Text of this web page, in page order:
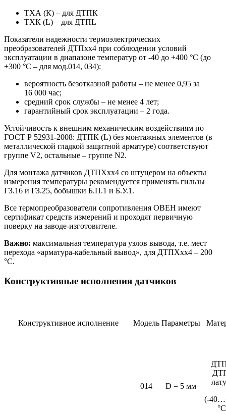
ТХА (К) – для ДТПК
ТХК (L) – для ДТПL
Показатели надежности термоэлектрических
преобразователей ДТПхх4 при соблюдении условий
эксплуатации в диапазоне температур от -40 до +400 °С (до
+300 °С – для мод.014, 034):
вероятность безотказной работы – не менее 0,95 за
16 000 час;
средний срок службы – не менее 4 лет;
гарантийный срок эксплуатации – 2 года.
Устойчивость к внешним механическим воздействиям по
ГОСТ Р 52931-2008: ДТПК (L) без монтажных элементов (в
металлической гладкой защитной арматуре) соответствуют
группе V2, остальные – группе N2.
Для монтажа датчиков ДТПХхх4 со штуцером на объекты
измерения температуры рекомендуется применять гильзы
ГЗ.16 и ГЗ.25, бобышки Б.П.1 и Б.У.1.
Все термопреобразователи сопротивления ОВЕН имеют
сертификат средств измерений и проходят первичную
поверку на заводе-изготовителе.
Важно: максимальная температура узлов вывода, т.е. мест
перехода «арматура-кабельный вывод», для ДТПХхх4 – 200
°С.
Конструктивные исполнения датчиков
Конструктивное исполнение Модель Параметры
014 D = 5 мм
(-